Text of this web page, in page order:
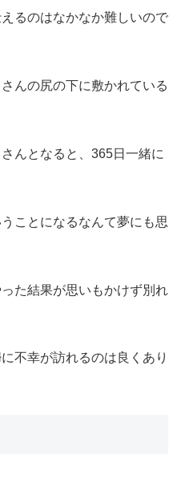
るのはなかなか難しいので
んの尻の下に敷かれている
んとなると、365日一緒に
ことになるなんて夢にも思
た結果が思いもかけず別れ
不幸が訪れるのは良くあり